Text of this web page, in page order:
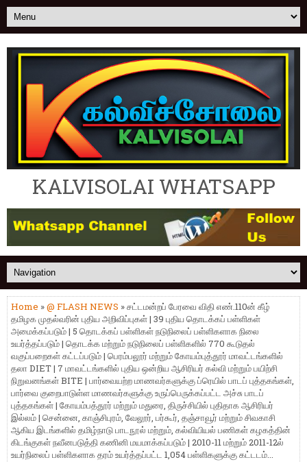
KALVISOLAI WHATSAPP
Home »@ FLASH NEWS » சட்டமன்றப் பேரவை விதி எண்.110ன் கீழ்
தமிழக முதல்வரின் புதிய அறிவிப்புகள் | 39 புதிய தொடக்கப் பள்ளிகள்
அமைக்கப்படும் | 5 தொடக்கப் பள்ளிகள் நடுநிலைப் பள்ளிகளாக நிலை
உயர்த்தப்படும் | தொடக்க மற்றும் நடுநிலைப் பள்ளிகளில் 770 கூடுதல்
வகுப்பறைகள் கட்டப்படும் | பெரம்பலூர் மற்றும் கோயம்புத்தூர் மாவட்டங்களில்
தலா DIET | 7 மாவட்டங்களில் புதிய ஒன்றிய ஆசிரியர் கல்வி மற்றும் பயிற்சி
நிறுவனங்கள் BITE | பார்வையற்ற மாணவர்களுக்கு ப்ரெயில் பாடப் புத்தகங்கள்,
பார்வை குறைபாடுள்ள மாணவர்களுக்கு உருப்பெருக்கப்பட்ட அச்சு பாடப்
புத்தகங்கள் | கோயம்பத்தூர் மற்றும் மதுரை, திருச்சியில் புதிதாக ஆசிரியர்
இல்லம் | சென்னை, காஞ்சிபுரம், வேலூர், பர்கூர், தஞ்சாவூர் மற்றும் சிவகாசி
ஆகிய இடங்களில் தமிழ்நாடு பாடநூல் மற்றும், கல்வியியல் பணிகள் கழகத்தின்
கிடங்குகள் நவீனபடுத்தி கணினி மயமாக்கப்படும் | 2010-11 மற்றும் 2011-12ல்
உயர்நிலைப் பள்ளிகளாக தரம் உயர்த்தப்பட்ட 1,054 பள்ளிகளுக்கு கட்டடம்...